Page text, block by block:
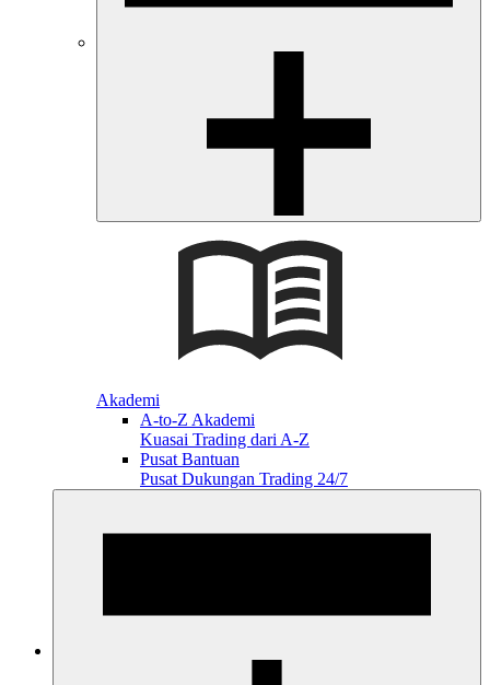
Akademi
A-to-Z Akademi
Kuasai Trading dari A-Z
Pusat Bantuan
Pusat Dukungan Trading 24/7